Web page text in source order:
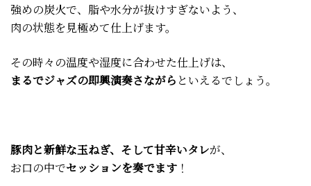
強めの炭火で、脂や水分が抜けすぎないよう、
肉の状態を見極めて仕上げます。
その時々の温度や湿度に合わせた仕上げは、
まるでジャズの即興演奏さながら といえるでしょう。
豚肉と新鮮な玉ねぎ、そして甘辛いタレが、
お口の中でセッションを奏でます ！